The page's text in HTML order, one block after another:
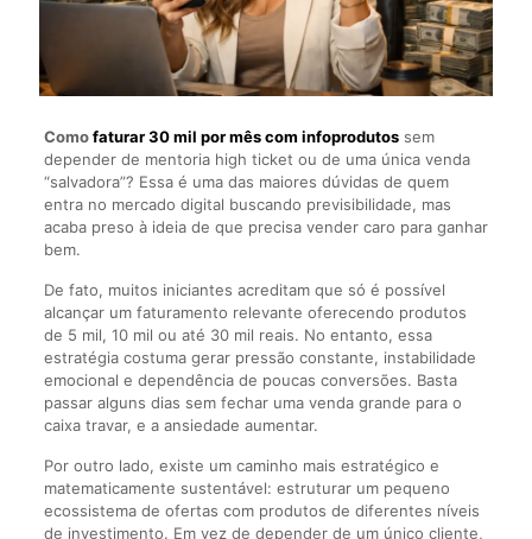
Comofaturar 30 mil por mês com infoprodutossem
depender de mentoria high ticket ou de uma única venda
“salvadora”? Essa é uma das maiores dúvidas de quem
entra no mercado digital buscando previsibilidade, mas
acaba preso à ideia de que precisa vender caro para ganhar
bem.
De fato, muitos iniciantes acreditam que só é possível
alcançar um faturamento relevante oferecendo produtos
de 5 mil, 10 mil ou até 30 mil reais. No entanto, essa
estratégia costuma gerar pressão constante, instabilidade
emocional e dependência de poucas conversões. Basta
passar alguns dias sem fechar uma venda grande para o
caixa travar, e a ansiedade aumentar.
Por outro lado, existe um caminho mais estratégico e
matematicamente sustentável: estruturar um pequeno
ecossistema de ofertas com produtos de diferentes níveis
de investimento. Em vez de depender de um único cliente,